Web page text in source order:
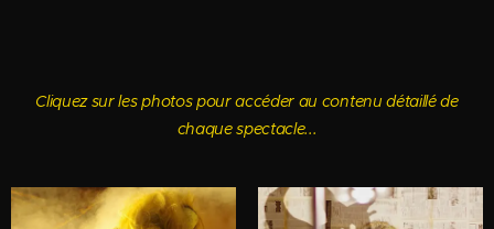
Cliquez sur les photos pour accéder au contenu détaillé de
chaque spectacle...